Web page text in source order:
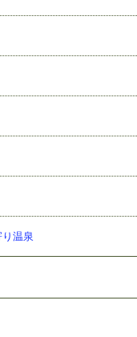
温泉